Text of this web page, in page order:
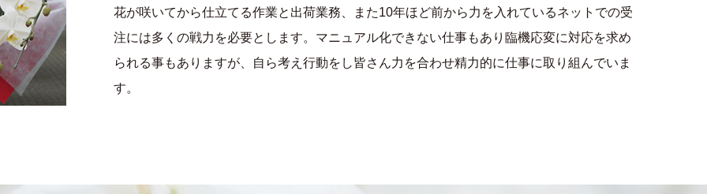
花が咲いてから仕立てる作業と出荷業務、また10年ほど前から力を入れているネットでの受
注には多くの戦力を必要とします。マニュアル化できない仕事もあり臨機応変に対応を求め
られる事もありますが、自ら考え行動をし皆さん力を合わせ精力的に仕事に取り組んでいま
す。